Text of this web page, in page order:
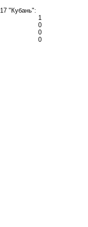
"Кубань":
1
0
0
0